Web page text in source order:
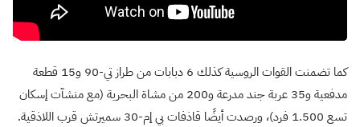
كما تضمنت القوات الروسية كذلك 6 دبابات من طراز تي-90 و15 قطعة
مدفعية و35 عربة جند مدرعة و200 من مشاة البحرية (مع منشآت إسكان
تسع 1.500 فرد)، ورصدت أيضًا قاذفات بي إم-30 سميرتش قرب اللاذقية.